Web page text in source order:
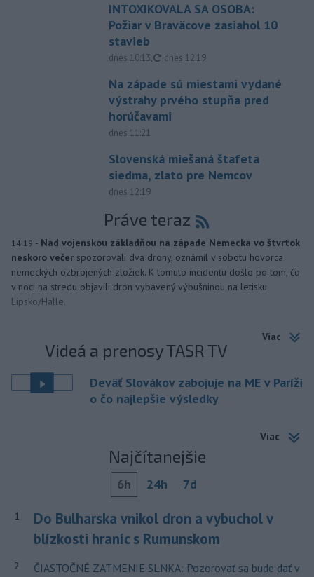
INTOXIKOVALA SA OSOBA:
Požiar v Braväcove zasiahol 10
stavieb
dnes 10:13, aktualizované
dnes 12:19
Na západe sú miestami vydané
výstrahy prvého stupňa pred
horúčavami
dnes 11:21
Slovenská miešaná štafeta
siedma, zlato pre Nemcov
dnes 12:19
Práve teraz
14:19 - Nad vojenskou základňou na západe Nemecka vo štvrtok
neskoro večer spozorovali dva drony, oznámil v sobotu hovorca
nemeckých ozbrojených zložiek. K tomuto incidentu došlo po tom, čo
v noci na stredu objavili dron vybavený výbušninou na letisku
Lipsko/Halle.
Viac
Videá a prenosy TASR TV
Deväť Slovákov zabojuje na ME v Paríži
o čo najlepšie výsledky
Viac
Najčítanejšie
6h 24h 7d
1
Do Bulharska vnikol dron a vybuchol v
blízkosti hraníc s Rumunskom
2
ČIASTOČNÉ ZATMENIE SLNKA: Pozorovať sa bude dať v